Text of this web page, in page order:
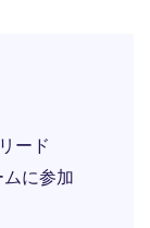
ード
に参加